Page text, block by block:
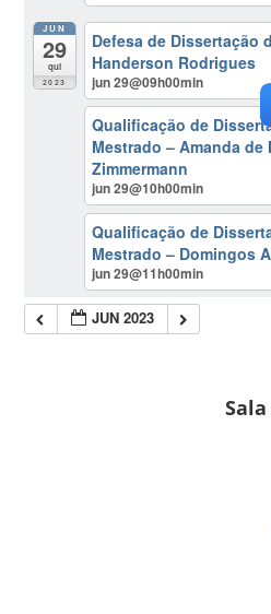
JUN
29
qui
2023
Defesa de Dissertação
Handerson Rodrigues
jun 29@09h00min
Qualificação de
Mestrado – Amanda de
Zimmermann
jun 29@10h00min
Qualificação de
Mestrado – Domingos
jun 29@11h00min
JUN 2023